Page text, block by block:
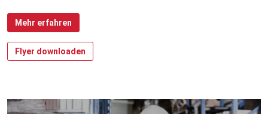
Mehr erfahren
Flyer downloaden